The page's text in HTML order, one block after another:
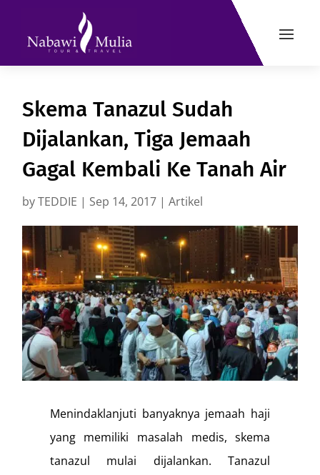
Skema Tanazul Sudah
Dijalankan, Tiga Jemaah
Gagal Kembali Ke Tanah Air
byTEDDIE | Sep 14, 2017 |Artikel
Air Jordan 11 UNC Pre Order
Menindaklanjuti banyaknya jemaah haji
yang memiliki masalah medis, skema
tanazul mulai dijalankan. Tanazul